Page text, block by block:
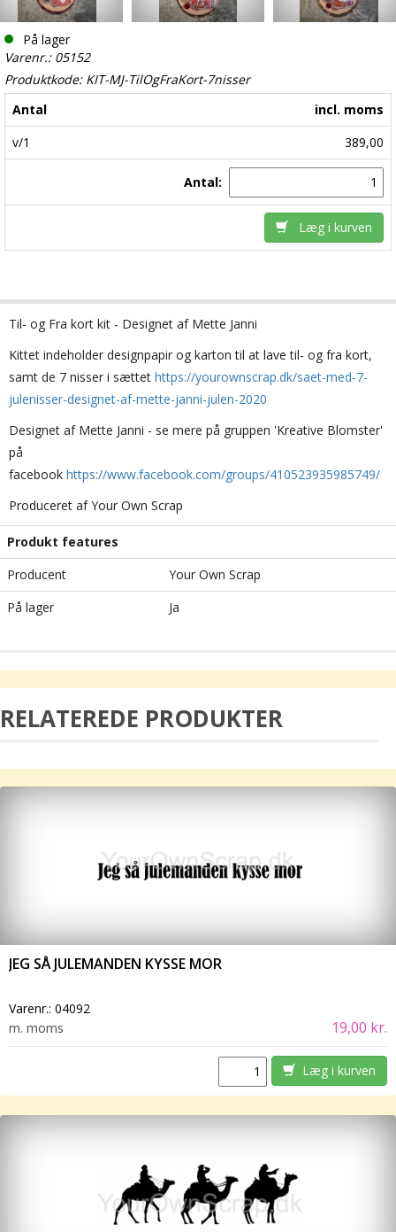
På lager
Varenr.: 05152
Produktkode: KIT-MJ-TilOgFraKort-7nisser
Antal
incl. moms
v/1
389,00
Antal:
Læg i kurven
Til- og Fra kort kit - Designet af Mette Janni
Kittet indeholder designpapir og karton til at lave til- og fra kort,
samt de 7 nisser i sættet https://yourownscrap.dk/saet-med-7-
julenisser-designet-af-mette-janni-julen-2020
Designet af Mette Janni - se mere på gruppen 'Kreative Blomster'
på
facebook https://www.facebook.com/groups/410523935985749/
Produceret af Your Own Scrap
Produkt features
Producent
Your Own Scrap
På lager
Ja
RELATEREDE PRODUKTER
JEG SÅ JULEMANDEN KYSSE MOR
Varenr.: 04092
m. moms
19,00 kr.
Læg i kurven